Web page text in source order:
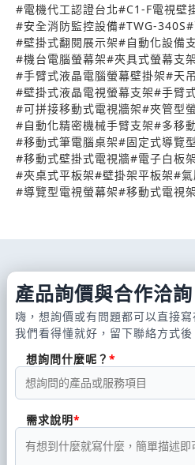
#電機代工認證台北#C1-F電視壁
#安全消防監控設備#TWG-340S#
#壁掛式翻閱展示架#自動化設備
#機台電腦螢幕架#夾具式螢幕支架
#手臂式液晶電腦螢幕壁掛架#天
#壁掛式液晶電視螢幕支架#手臂
#可拼接移動式電視牆架#夾管型
#自動化精密機械手臂支架#多移
#移動式筆電腦桌架#固定式導覽
#移動式壁掛式電視牆#電子白板架
#夾桌式平板架#壁掛架平板架#
#導覽型電視螢幕架#移動式電視架
產品詢價與合作洽詢
嗨，想詢價或有問題都可以直接
我們看得懂就好，留下聯絡方式
想詢問什麼呢？
需求說明